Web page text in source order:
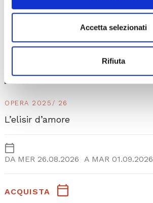
Accetta selezionati
Rifiuta
OPERA 2025/ 26
L’elisir d’amore
DA MER 26.08.2026 A MAR 01.09.2026
ACQUISTA